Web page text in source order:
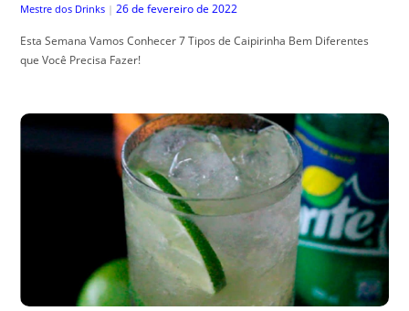
Mestre dos Drinks | 26 de fevereiro de 2022
Esta Semana Vamos Conhecer 7 Tipos de Caipirinha Bem Diferentes
que Você Precisa Fazer!